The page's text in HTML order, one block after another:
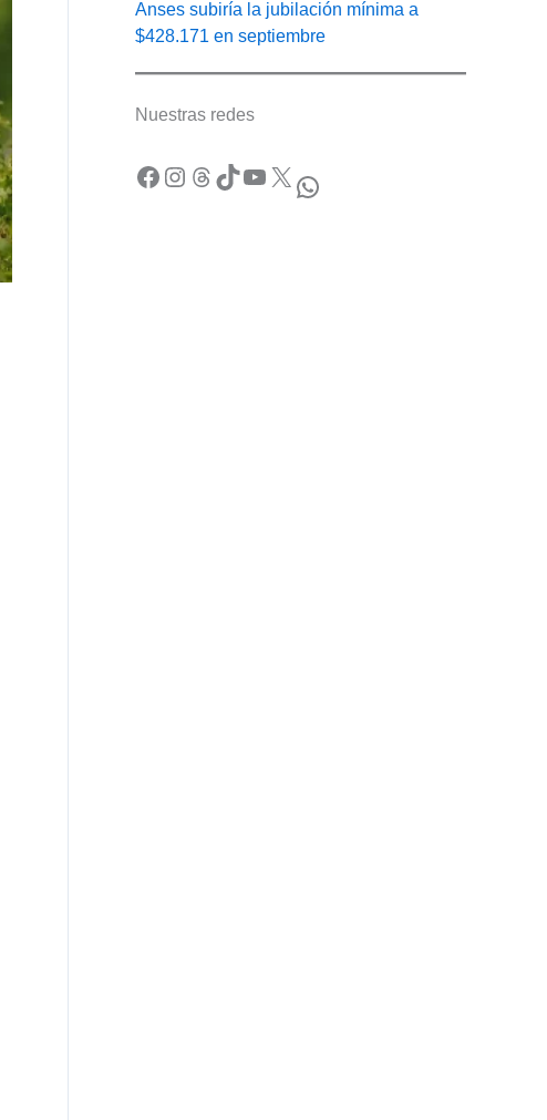
Anses subiría la jubilación mínima a
$428.171 en septiembre
Nuestras redes
Facebook Instagram Threads TikTok YouTube X WhatsApp